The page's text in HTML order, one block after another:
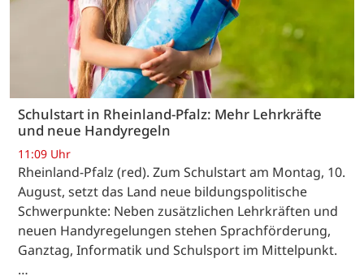
Schulstart in Rheinland-Pfalz: Mehr Lehrkräfte
und neue Handyregeln
11:09 Uhr
Rheinland-Pfalz (red). Zum Schulstart am Montag, 10.
August, setzt das Land neue bildungspolitische
Schwerpunkte: Neben zusätzlichen Lehrkräften und
neuen Handyregelungen stehen Sprachförderung,
Ganztag, Informatik und Schulsport im Mittelpunkt.
…